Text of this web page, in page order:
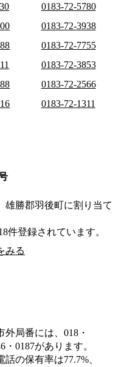
0183-72-5780
0183-72-3938
0183-72-7755
0183-72-3853
0183-72-2566
0183-72-1311
雄勝郡羽後町に割り当て
件登録されています。
みる
局番には、018・
・0187があります。
の保有率は77.7%、